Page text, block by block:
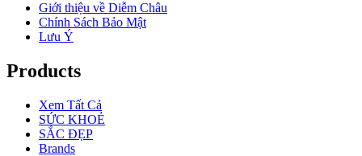
Giới thiệu về Diễm Châu
Chính Sách Bảo Mật
Lưu Ý
Products
Xem Tất Cả
SỨC KHOẺ
SẮC ĐẸP
Brands